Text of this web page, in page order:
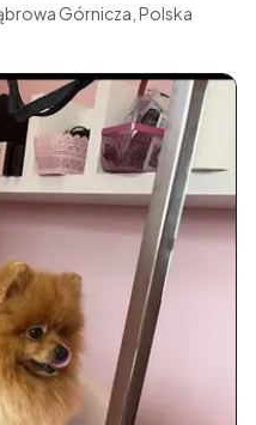
Górnicza, Polska